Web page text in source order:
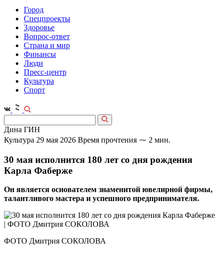
Город
Спецпроекты
Здоровье
Вопрос-ответ
Страна и мир
Финансы
Люди
Пресс-центр
Культура
Спорт
Дина ГИН
Культура 29 мая 2026 Время прочтения ⁓ 2 мин.
30 мая исполнится 180 лет со дня рождения
Карла Фаберже
Он является основателем знаменитой ювелирной фирмы,
талантливого мастера и успешного предпринимателя.
ФОТО Дмитрия СОКОЛОВА